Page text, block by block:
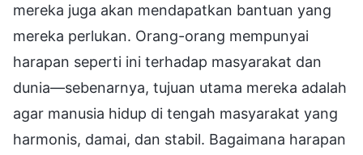
mereka juga akan mendapatkan bantuan yang
mereka perlukan. Orang-orang mempunyai
harapan seperti ini terhadap masyarakat dan
dunia—sebenarnya, tujuan utama mereka adalah
agar manusia hidup di tengah masyarakat yang
harmonis, damai, dan stabil. Bagaimana harapan